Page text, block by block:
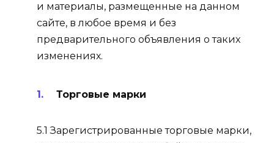
и материалы, размещенные на данном
сайте, в любое время и без
предварительного объявления о таких
изменениях.
Торговые марки
5.1 Зарегистрированные торговые марки,